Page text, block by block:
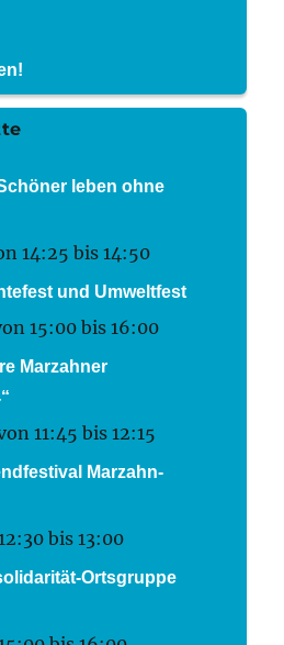
leben ohne
14:25 bis14:50
und Umweltfest
15:00 bis16:00
Marzahner
11:45 bis12:15
Marzahn-
bis13:00
Ortsgruppe